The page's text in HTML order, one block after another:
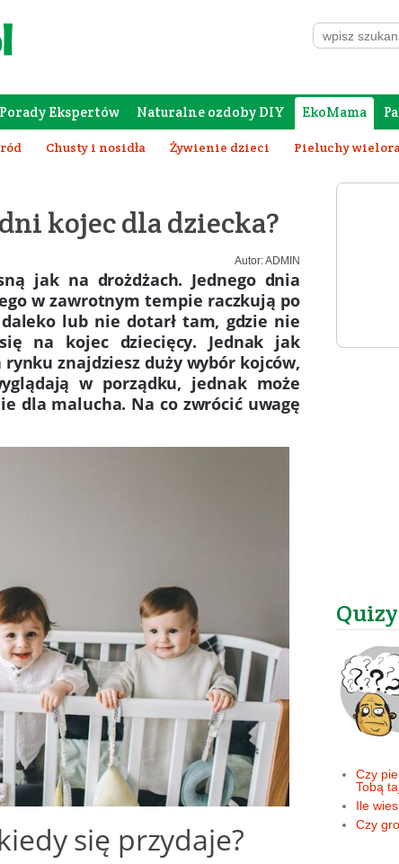
Porady Ekspertów Naturalne ozdoby DIY EkoMama
Forum Rodziców Galeria Szafing
Chusty i nosidła Żywienie dzieci Pieluchy
kojec dla dziecka?
Autor:ADMIN
jak na drożdżach. Jednego dnia
w zawrotnym tempie raczkują po
lub nie dotarł tam, gdzie nie
na kojec dziecięcy. Jednak jak
znajdziesz duży wybór kojców,
w porządku, jednak może
dla malucha. Na co zwrócić uwagę
się przydaje?
Quizy
Czy
Tobą
Ile
Czy